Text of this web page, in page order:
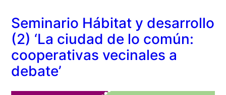
Seminario Hábitat y desarrollo
(2) ‘La ciudad de lo común:
cooperativas vecinales a
debate’